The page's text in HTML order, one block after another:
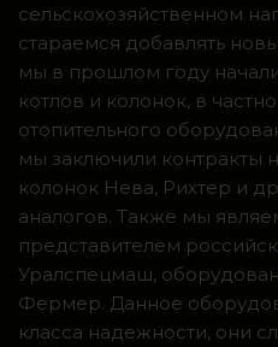
сельскохозяйственном
стараемся добавлять
мы в прошлом году
котлов и колонок, в
отопительного
мы заключили контракты
колонок Нева, Рихтер и
аналогов. Также мы
представителем
Уралспецмаш,
Фермер. Данное
класса надежности, они